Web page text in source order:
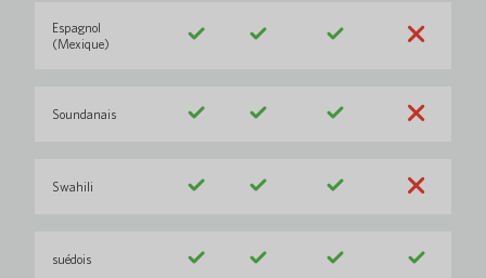
Espagnol
(Mexique)
Soundanais
Swahili
suédois